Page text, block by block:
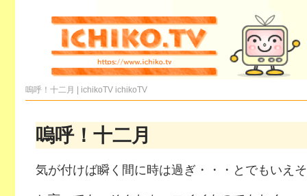
嗚呼！十二月 | ichikoTV ichikoTV
嗚呼！十二月
気が付けば瞬く間に時は過ぎ・・・とでもいえ